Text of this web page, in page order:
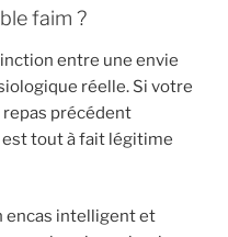
faim ?
entre une envie
réelle. Si votre
précédent
tout à fait légitime
encas intelligent et